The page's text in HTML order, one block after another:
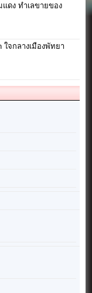
ดง ทำเลขายของ
จกลางเมืองพัทยา